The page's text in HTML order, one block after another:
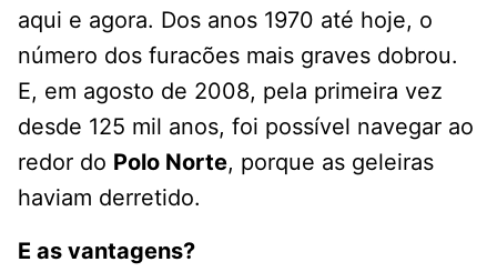
aqui e agora. Dos anos 1970 até hoje, o
número dos furacões mais graves dobrou.
E, em agosto de 2008, pela primeira vez
desde 125 mil anos, foi possível navegar ao
redor do Polo Norte, porque as geleiras
haviam derretido.
E as vantagens?